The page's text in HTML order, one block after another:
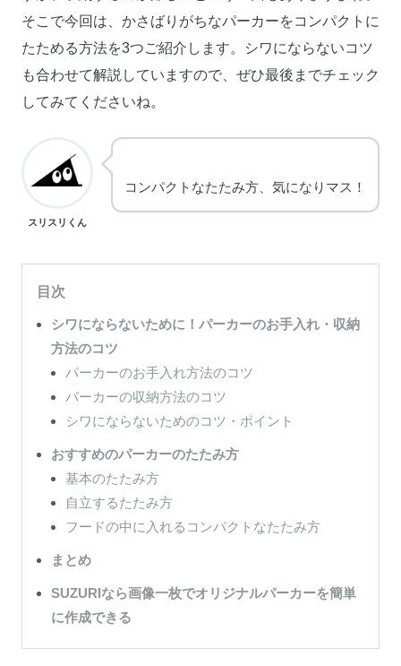
そこで今回は、かさばりがちなパーカーをコンパクトに
たためる方法を3つご紹介します。シワにならないコツ
も合わせて解説していますので、ぜひ最後までチェック
してみてくださいね。
スリスリくん
コンパクトなたたみ方、気になりマス！
目次
シワにならないために！パーカーのお手入れ・収納
方法のコツ
パーカーのお手入れ方法のコツ
パーカーの収納方法のコツ
シワにならないためのコツ・ポイント
おすすめのパーカーのたたみ方
基本のたたみ方
自立するたたみ方
フードの中に入れるコンパクトなたたみ方
まとめ
SUZURIなら画像一枚でオリジナルパーカーを簡単
に作成できる